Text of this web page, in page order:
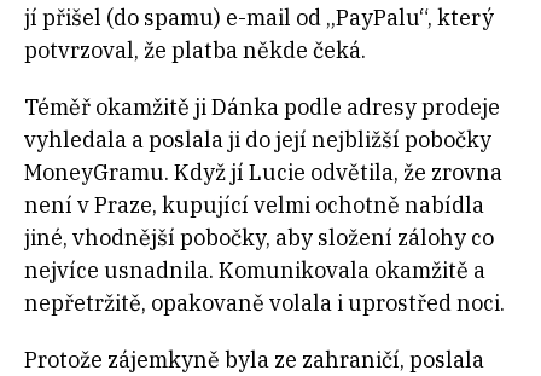
jí přišel (do spamu) e-mail od „PayPalu“, který
potvrzoval, že platba někde čeká.
Téměř okamžitě ji Dánka podle adresy prodeje
vyhledala a poslala ji do její nejbližší pobočky
MoneyGramu. Když jí Lucie odvětila, že zrovna
není v Praze, kupující velmi ochotně nabídla
jiné, vhodnější pobočky, aby složení zálohy co
nejvíce usnadnila. Komunikovala okamžitě a
nepřetržitě, opakovaně volala i uprostřed noci.
Protože zájemkyně byla ze zahraničí, poslala